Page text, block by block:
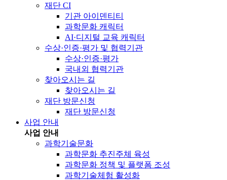
재단 CI
기관 아이덴티티
과학문화 캐릭터
AI·디지털 교육 캐릭터
수상·인증·평가 및 협력기관
수상·인증·평가
국내외 협력기관
찾아오시는 길
찾아오시는 길
재단 방문신청
재단 방문신청
사업 안내
사업 안내
과학기술문화
과학문화 추진주체 육성
과학문화 정책 및 플랫폼 조성
과학기술체험 활성화